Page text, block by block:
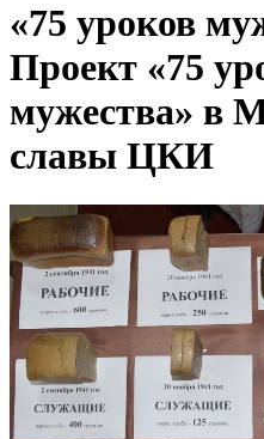
«75 уроков
Проект «75
мужества» в
славы ЦКИ